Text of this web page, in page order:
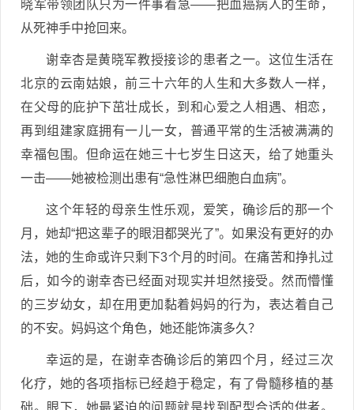
晓军带领团队只为一件事着急——把血癌病人的生命，
从死神手中抢回来。
谢幸杏是黄晓军教授接诊的患者之一。这位生活在
北京的云南姑娘，前三十六年的人生和大多数人一样，
在父母的庇护下茁壮成长，到和心爱之人相遇、相恋，
再到组建家庭拥有一儿一女，普通平常的生活被满满的
幸福包围。但命运在她三十七岁生日这天，给了她重头
一击——她被检测出患有“急性淋巴细胞白血病”。
这个年轻的母亲生性乐观，爱笑，确诊后的那一个
月，她却“把这辈子的眼泪都哭光了”。如果没有更好的办
法，她的生命或许只剩下3个月的时间。在痛苦和挣扎过
后，如今的谢幸杏已经面对现实并坦然接受。然而懵懂
的三岁幼女，却在用更加黏着妈妈的行为，表达着自己
的不安。妈妈这个角色，她还能饰演多久？
幸运的是，在谢幸杏确诊后的第四个月，经过三次
化疗，她的各项指标已经趋于稳定，有了骨髓移植的基
础。眼下，她最紧迫的问题就是找到配型合适的供者。